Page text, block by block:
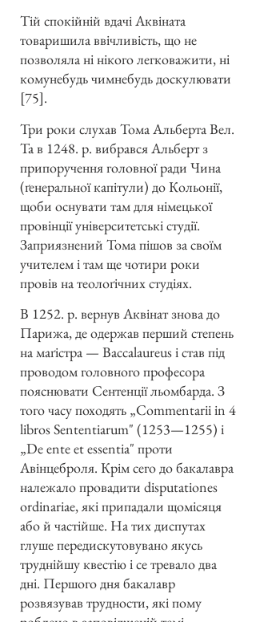
Тій спокійній вдачі Аквіната
товаришила ввічливість, що не
позволяла ні нікого легковажити, ні
комунебудь чимнебудь доскулювати
[75].
Три роки слухав Тома Альберта Вел.
Та в 1248. р. вибрався Альберт з
припоручення головної ради Чина
(ґенеральної капітули) до Кольонії,
щоби оснувати там для німецької
провінції університетські студії.
Заприязнений Тома пішов за своїм
учителем і там ще чотири роки
провів на теолоґічних студіях.
В 1252. р. вернув Аквінат знова до
Парижа, де одержав перший степень
на маґістра — Baccalaureus і став під
проводом головного професора
пояснювати Сентенції льомбарда. З
того часу походять „Commentarii in 4
libros Sententiarum" (1253—1255) i
„De ente et essentia" проти
Авінцеброля. Крім сего до бакалавра
належало провадити disputationes
ordinariae, які припадали щомісяця
або й частійше. На тих диспутах
глуше передискутовувано якусь
труднійшу квестію і се тревало два
дні. Першого дня бакалавр
розвязував трудности, які пому